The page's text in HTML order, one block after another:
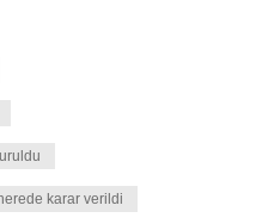
karar verildi